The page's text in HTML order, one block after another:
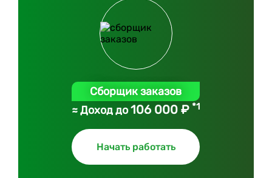
Сборщик заказов
≈ Доход до106 000 ₽ *1
Начать работать